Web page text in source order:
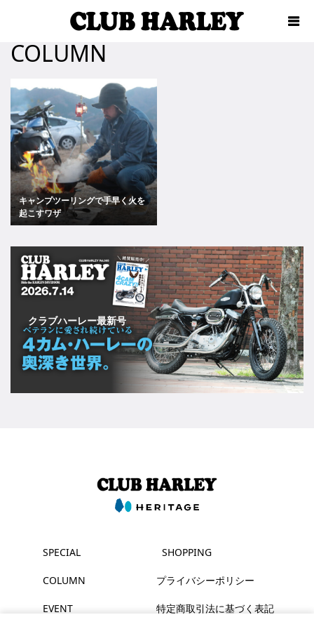
COLUMN
キャンプツーリングで手早く火を
起こすワザ
クラブハーレー最新号
SPECIAL
COLUMN
EVENT
SHOPPING
プライバシーポリシー
特定商取引法に基づく表記